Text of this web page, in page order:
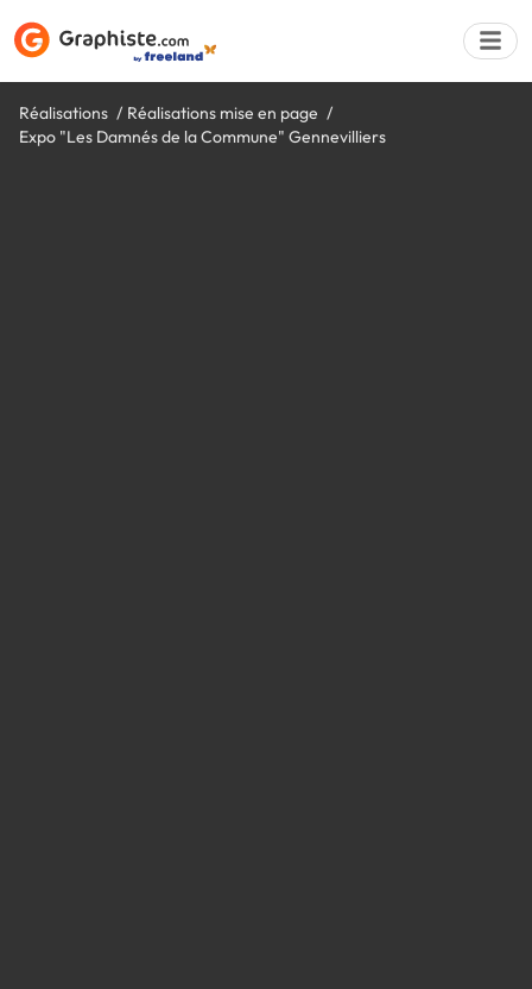
Réalisations
Réalisations mise en page
Expo "Les Damnés de la Commune" Gennevilliers